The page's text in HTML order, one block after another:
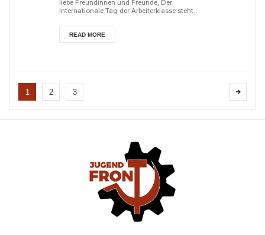
liebe Freundinnen und Freunde, Der
Internationale Tag der Arbeiterklasse steht
der Widersprüche, die es im imperialistischen
Weltsystem gibt. Es gibt aktuell so viele
Kriege und andere bewaffnete
READ MORE
1 2 3